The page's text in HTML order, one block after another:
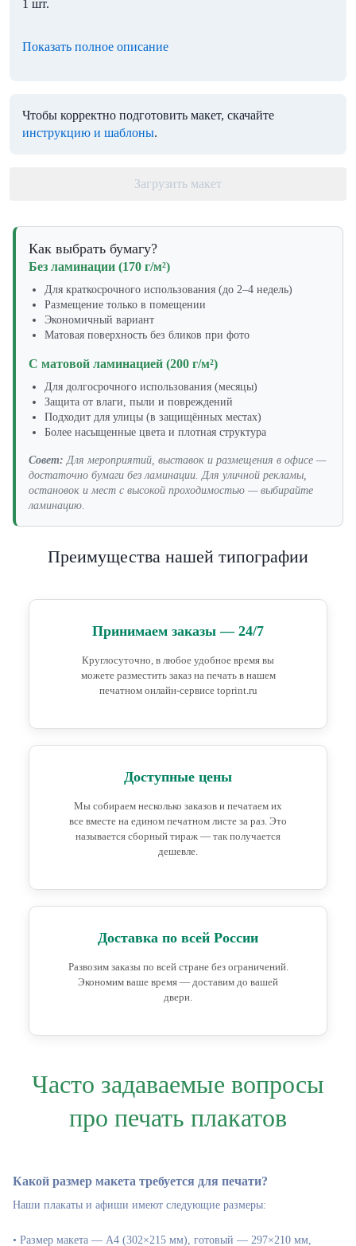
1 шт.
Показать полное описание
Чтобы корректно подготовить макет, скачайте
инструкцию и шаблоны.
Загрузить макет
Как выбрать бумагу?
Без ламинации (170 г/м²)
Для краткосрочного использования (до 2–4 недель)
Размещение только в помещении
Экономичный вариант
Матовая поверхность без бликов при фото
С матовой ламинацией (200 г/м²)
Для долгосрочного использования (месяцы)
Защита от влаги, пыли и повреждений
Подходит для улицы (в защищённых местах)
Более насыщенные цвета и плотная структура
Совет: Для мероприятий, выставок и размещения в офисе —
достаточно бумаги без ламинации. Для уличной рекламы,
остановок и мест с высокой проходимостью — выбирайте
ламинацию.
Преимущества нашей типографии
Принимаем заказы — 24/7
Круглосуточно, в любое удобное время вы
можете разместить заказ на печать в нашем
печатном онлайн-сервисе toprint.ru
Доступные цены
Мы собираем несколько заказов и печатаем их
все вместе на едином печатном листе за раз. Это
называется сборный тираж — так получается
дешевле.
Доставка по всей России
Развозим заказы по всей стране без ограничений.
Экономим ваше время — доставим до вашей
двери.
Часто задаваемые вопросы
про печать плакатов
Какой размер макета требуется для печати?
Наши плакаты и афиши имеют следующие размеры:
• Размер макета — А4 (302×215 мм), готовый — 297×210 мм,